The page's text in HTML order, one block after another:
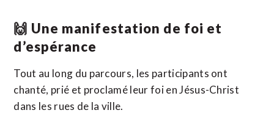
🙌 Une manifestation de foi et
d’espérance
Tout au long du parcours, les participants ont
chanté, prié et proclamé leur foi en Jésus-Christ
dans les rues de la ville.